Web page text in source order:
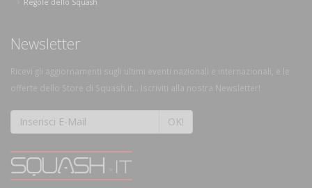
Newsletter
Ricevi gli aggiornamenti sugli ultimi eventi nazionali e internazionali, e le
offerte dello Store di Squash.it... Iscriviti alla nostra Newsletter!
OK!